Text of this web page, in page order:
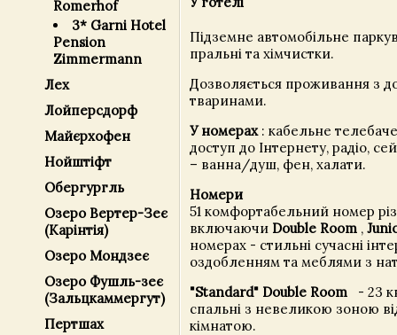
Romerhof
3* Garni Hotel
Pension
Zimmermann
Лех
Лойперсдорф
Майєрхофен
Нойштіфт
Обергургль
Озеро Вертер-Зеє
(Карінтія)
Озеро Мондзеє
Озеро Фушль-зеє
(Зальцкаммергут)
Пертшах
Підземне автомобільне
пральні та хімчистки.
Дозволяється проживання з
тваринами.
У номерах: кабельне
доступ до Інтернету, радіо,
– ванна/душ, фен, халати.
Номери
51 комфортабельний номер
включаючи Double Room ,
номерах - стильні сучасні
оздобленням та меблями з
"Standard" Double Room - 23
спальні з невеликою зоною
кімнатою.